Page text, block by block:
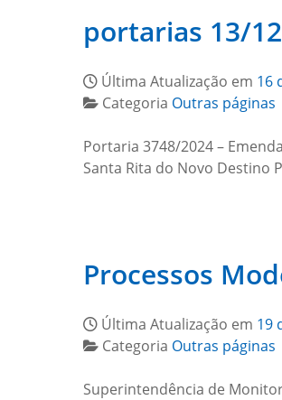
portarias 13/12
Última Atualização em 16
Categoria Outras páginas
Portaria 3748/2024 –
Santa Rita do Novo Destino
Processos
Última Atualização em 19
Categoria Outras páginas
Superintendência de